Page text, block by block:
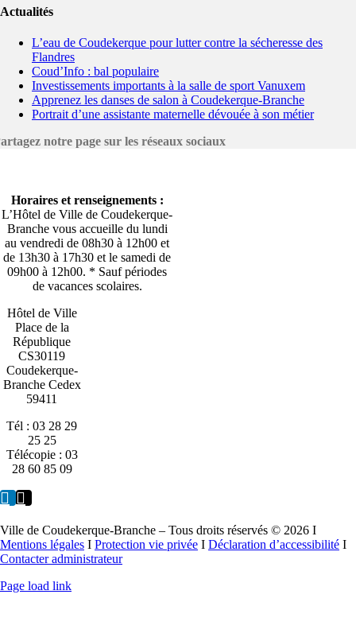
Actualités
L’eau de Coudekerque pour lutter contre la sécheresse des
Flandres
Coud’Info : bal populaire
Investissements importants à la salle de sport Vanuxem
Apprenez les danses de salon à Coudekerque-Branche
Portrait d’une assistante maternelle dévouée à son métier
notre page sur les réseaux sociaux
Horaires et renseignements :
L’Hôtel de Ville de Coudekerque-
Branche vous accueille du lundi
au vendredi de 08h30 à 12h00 et
de 13h30 à 17h30 et le samedi de
09h00 à 12h00. * Sauf périodes
de vacances scolaires.
Hôtel de Ville
Place de la
République
CS30119
Coudekerque-
Branche Cedex
59411
Tél : 03 28 29
25 25
Télécopie : 03
28 60 85 09
Ville de Coudekerque-Branche – Tous droits réservés © 2026 I
Mentions légales I Protection vie privée I Déclaration d’accessibilité I
Contacter administrateur
Page load link